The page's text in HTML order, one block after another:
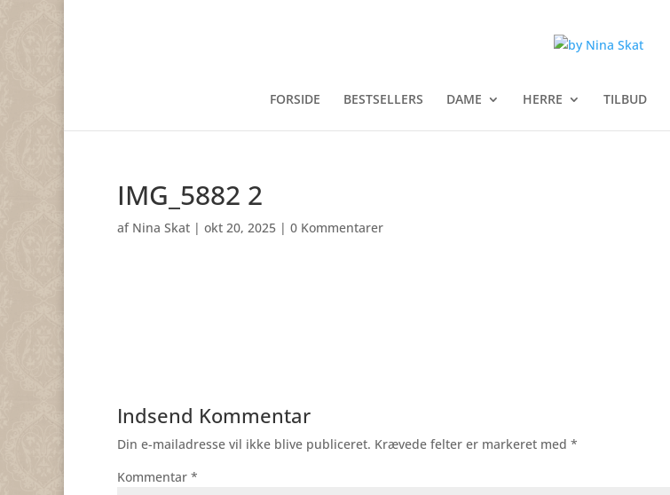
FORSIDE BESTSELLERS DAME HERRE TILBUD
IMG_5882 2
af Nina Skat | okt 20, 2025 | 0 Kommentarer
Indsend Kommentar
Din e-mailadresse vil ikke blive publiceret. Krævede felter er markeret med *
Kommentar *